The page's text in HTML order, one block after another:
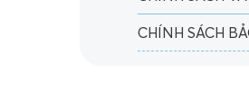
CHÍNH SÁCH